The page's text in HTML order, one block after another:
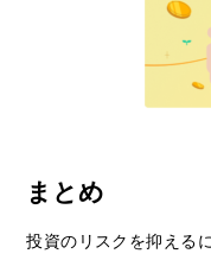
まとめ
投資のリスクを抑える